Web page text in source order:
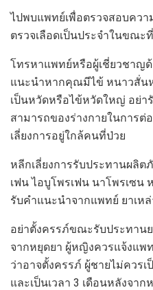
ไปพบแพทย์เพื่อตรวจสอบคว
ตรวจเลือดเป็นประจำในขณ
โทรหาแพทย์หรือผู้เชี่ยวชาญ
แนะนำหากคุณมีไข้ หนาวสั่น
เป็นหวัดหรือไข้หวัดใหญ่ อย่า
สามารถของร่างกายในการต่
เลี่ยงการอยู่ใกล้คนที่ป่วย
หลีกเลี่ยงการรับประทานผลิ
เฟน ไอบูโพรเฟน นาโพรเซน
รับคำแนะนำจากแพทย์ ยาเห
อย่าตั้งครรภ์ขณะรับประทานย
จากหยุดยา ผู้หญิงควรแจ้งแพ
ว่าอาจตั้งครรภ์ ผู้ชายไม่ควร
และเป็นเวลา 3 เดือนหลังจาก